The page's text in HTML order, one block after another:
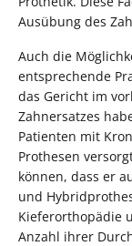
Ausübung des
Auch die
entsprechende
das Gericht im
Zahnersatzes
Patienten mit
Prothesen
können, dass er
und
Kieferorthopädie
Anzahl ihrer